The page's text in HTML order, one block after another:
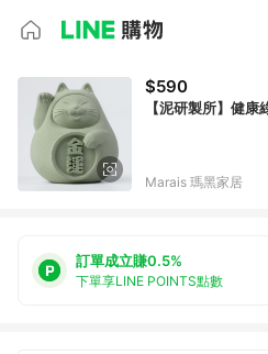
$590
【泥研製所】健
Marais 瑪黑家居
訂單成立賺0.5%
下單享LINE POINTS點數